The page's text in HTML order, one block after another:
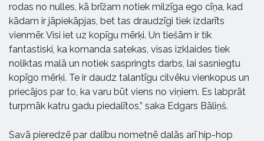
rodas no nulles, kā brīžam notiek milzīga ego cīņa, kad
kādam ir jāpiekāpjas, bet tas draudzīgi tiek izdarīts
vienmēr. Visi iet uz kopīgu mērķi. Un tiešām ir tik
fantastiski, ka komanda satekas, visas izklaides tiek
noliktas malā un notiek saspringts darbs, lai sasniegtu
kopīgo mērķi. Te ir daudz talantīgu cilvēku vienkopus un
priecājos par to, ka varu būt viens no viņiem. Es labprāt
turpmāk katru gadu piedalītos,” saka Edgars Bāliņš.
Savā pieredzē par dalību nometnē dalās arī hip-hop